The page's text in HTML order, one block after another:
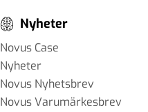
Nyheter
Novus Case
Nyheter
Novus Nyhetsbrev
Novus Varumärkesbrev